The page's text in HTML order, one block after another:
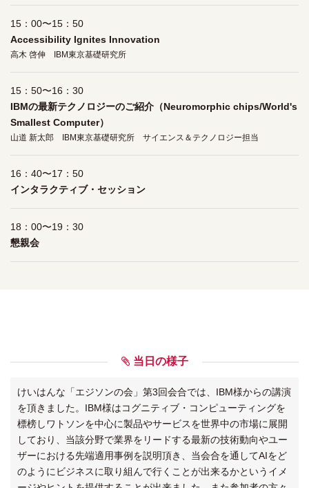
15：00〜15：50
Accessibility Ignites Innovation
高木 啓伸 IBM東京基礎研究所
15：50〜16：30
IBMの最新テクノロジーのご紹介（Neuromorphic chips/World's
Smallest Computer）
山道 新太郎 IBM東京基礎研究所 サイエンス＆テクノロジー担当
16：40〜17：50
インタラクティブ・セッション
18：00〜19：30
懇親会
当日の様子
けいはんな「エジソンの会」第3回会合では、IBM様からの講演
を頂きました。IBM様はコグニティブ・コンピューティングを
標榜しワトソンを中心に製品やサービスを世界中の市場に展開
しており、当該分野で業界をリードする最新の技術動向やユー
ザーにおける先端適用事例を説明頂き、当会合を通してAIをど
のようにビジネスに取り組んで行くことが出来るかというイメ